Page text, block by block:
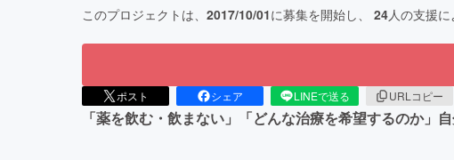
このプロジェクトは、 2017/10/01に募集を開始し、 24人の支援に
ポスト シェア LINEで送る URLコピー
「薬を飲む・飲まない」「どんな治療を希望するのか」